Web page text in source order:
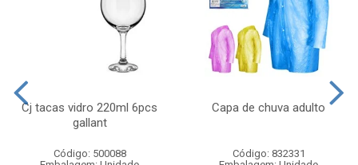
Cj tacas vidro 220ml 6pcs
gallant
Código: 500088
Capa de chuva adulto
Código: 832331